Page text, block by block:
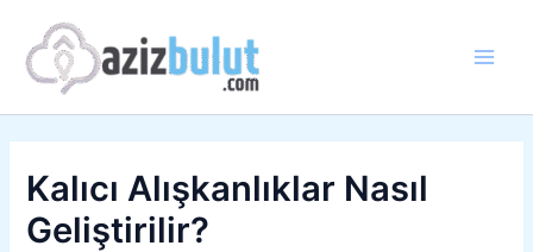
Kalıcı Alışkanlıklar Nasıl
Geliştirilir?